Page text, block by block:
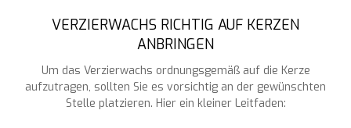
VERZIERWACHS RICHTIG AUF KERZEN
ANBRINGEN
Um das Verzierwachs ordnungsgemäß auf die Kerze
aufzutragen, sollten Sie es vorsichtig an der gewünschten
Stelle platzieren. Hier ein kleiner Leitfaden: